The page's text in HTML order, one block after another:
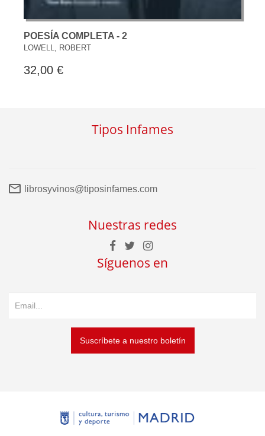
POESÍA COMPLETA - 2
LOWELL, ROBERT
32,00 €
Tipos Infames
librosyvinos@tiposinfames.com
Nuestras redes
Síguenos en
Suscríbete a nuestro boletín